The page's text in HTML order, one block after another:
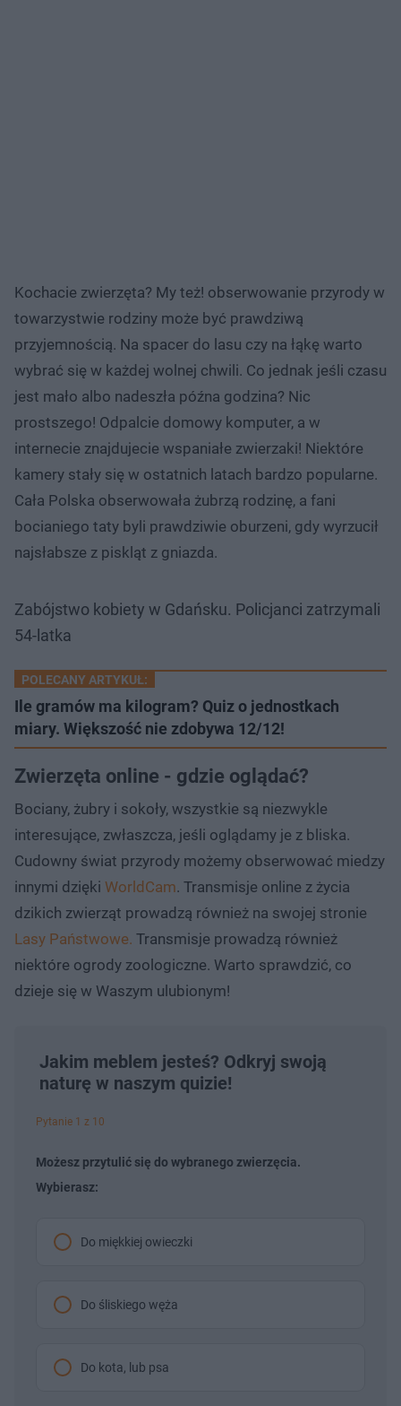
Kochacie zwierzęta? My też! obserwowanie przyrody w
towarzystwie rodziny może być prawdziwą
przyjemnością. Na spacer do lasu czy na łąkę warto
wybrać się w każdej wolnej chwili. Co jednak jeśli czasu
jest mało albo nadeszła późna godzina? Nic
prostszego! Odpalcie domowy komputer, a w
internecie znajdujecie wspaniałe zwierzaki! Niektóre
kamery stały się w ostatnich latach bardzo popularne.
Cała Polska obserwowała żubrzą rodzinę, a fani
bocianiego taty byli prawdziwie oburzeni, gdy wyrzucił
najsłabsze z piskląt z gniazda.
Zabójstwo kobiety w Gdańsku. Policjanci zatrzymali
54-latka
POLECANY ARTYKUŁ:
Ile gramów ma kilogram? Quiz o jednostkach
miary. Większość nie zdobywa 12/12!
Zwierzęta online - gdzie oglądać?
Bociany, żubry i sokoły, wszystkie są niezwykle
interesujące, zwłaszcza, jeśli oglądamy je z bliska.
Cudowny świat przyrody możemy obserwować miedzy
innymi dzięki WorldCam. Transmisje online z życia
dzikich zwierząt prowadzą również na swojej stronie
Lasy Państwowe. Transmisje prowadzą również
niektóre ogrody zoologiczne. Warto sprawdzić, co
dzieje się w Waszym ulubionym!
Jakim meblem jesteś? Odkryj swoją
naturę w naszym quizie!
Pytanie 1 z 10
Możesz przytulić się do wybranego zwierzęcia.
Wybierasz:
Do miękkiej owieczki
Do śliskiego węża
Do kota, lub psa